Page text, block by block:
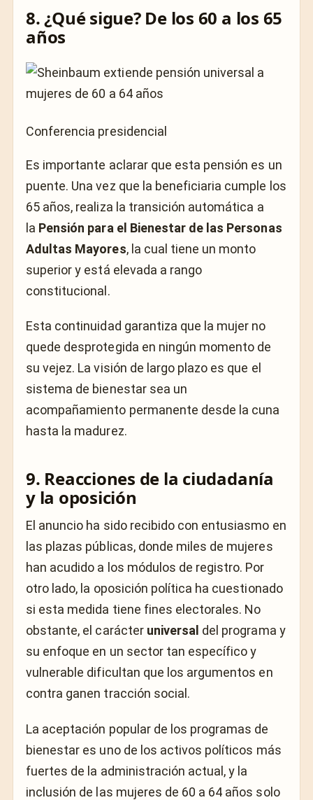
8. ¿Qué sigue? De los 60 a los 65
años
Conferencia presidencial
Es importante aclarar que esta pensión es un
puente. Una vez que la beneficiaria cumple los
65 años, realiza la transición automática a
la Pensión para el Bienestar de las Personas
Adultas Mayores, la cual tiene un monto
superior y está elevada a rango
constitucional.
Esta continuidad garantiza que la mujer no
quede desprotegida en ningún momento de
su vejez. La visión de largo plazo es que el
sistema de bienestar sea un
acompañamiento permanente desde la cuna
hasta la madurez.
9. Reacciones de la ciudadanía
y la oposición
El anuncio ha sido recibido con entusiasmo en
las plazas públicas, donde miles de mujeres
han acudido a los módulos de registro. Por
otro lado, la oposición política ha cuestionado
si esta medida tiene fines electorales. No
obstante, el carácter universal del programa y
su enfoque en un sector tan específico y
vulnerable dificultan que los argumentos en
contra ganen tracción social.
La aceptación popular de los programas de
bienestar es uno de los activos políticos más
fuertes de la administración actual, y la
inclusión de las mujeres de 60 a 64 años solo